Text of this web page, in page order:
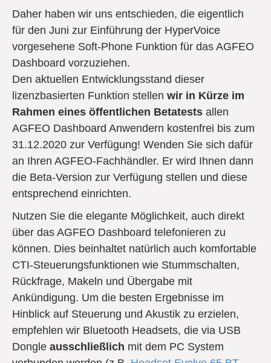
Daher haben wir uns entschieden, die eigentlich
für den Juni zur Einführung der HyperVoice
vorgesehene Soft-Phone Funktion für das AGFEO
Dashboard vorzuziehen.
Den aktuellen Entwicklungsstand dieser
lizenzbasierten Funktion stellen wir in Kürze im
Rahmen eines öffentlichen Betatests allen
AGFEO Dashboard Anwendern kostenfrei bis zum
31.12.2020 zur Verfügung! Wenden Sie sich dafür
an Ihren AGFEO-Fachhändler. Er wird Ihnen dann
die Beta-Version zur Verfügung stellen und diese
entsprechend einrichten.
Nutzen Sie die elegante Möglichkeit, auch direkt
über das AGFEO Dashboard telefonieren zu
können. Dies beinhaltet natürlich auch komfortable
CTI-Steuerungsfunktionen wie Stummschalten,
Rückfrage, Makeln und Übergabe mit
Ankündigung. Um die besten Ergebnisse im
Hinblick auf Steuerung und Akustik zu erzielen,
empfehlen wir Bluetooth Headsets, die via USB
Dongle ausschließlich mit dem PC System